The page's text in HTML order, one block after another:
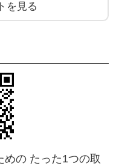
ツバターです。
一緒に頂きますし
味噌が熟成したの
を見る
めの たった1つの取